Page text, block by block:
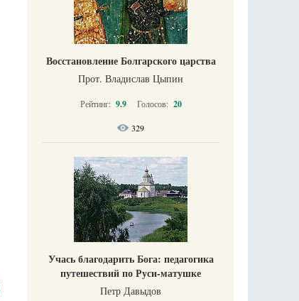
Восстановление Болгарского царства
Прот. Владислав Цыпин
Рейтинг: 9.9 Голосов: 20
329
Учась благодарить Бога: педагогика
путешествий по Руси-матушке
Петр Давыдов